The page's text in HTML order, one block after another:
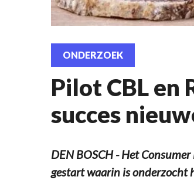
ONDERZOEK
Pilot CBL en
succes
DEN BOSCH - Het
gestart waarin is onderzocht